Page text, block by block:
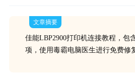
文章摘要
佳能LBP2900打印机连接教程，包
项，使用毒霸电脑医生进行免费修